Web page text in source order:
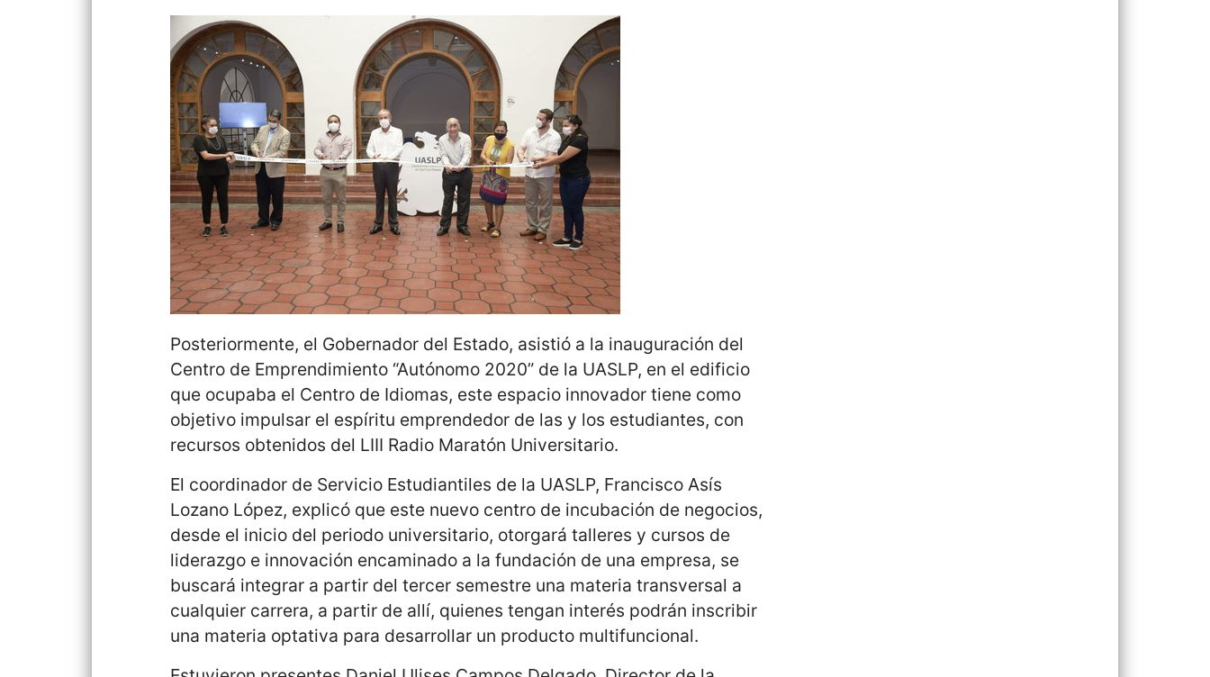
Posteriormente, el Gobernador del Estado, asistió a la inauguración del
Centro de Emprendimiento “Autónomo 2020” de la UASLP, en el edificio
que ocupaba el Centro de Idiomas, este espacio innovador tiene como
objetivo impulsar el espíritu emprendedor de las y los estudiantes, con
recursos obtenidos del LIII Radio Maratón Universitario.
El coordinador de Servicio Estudiantiles de la UASLP, Francisco Asís
Lozano López, explicó que este nuevo centro de incubación de negocios,
desde el inicio del periodo universitario, otorgará talleres y cursos de
liderazgo e innovación encaminado a la fundación de una empresa, se
buscará integrar a partir del tercer semestre una materia transversal a
cualquier carrera, a partir de allí, quienes tengan interés podrán inscribir
una materia optativa para desarrollar un producto multifuncional.